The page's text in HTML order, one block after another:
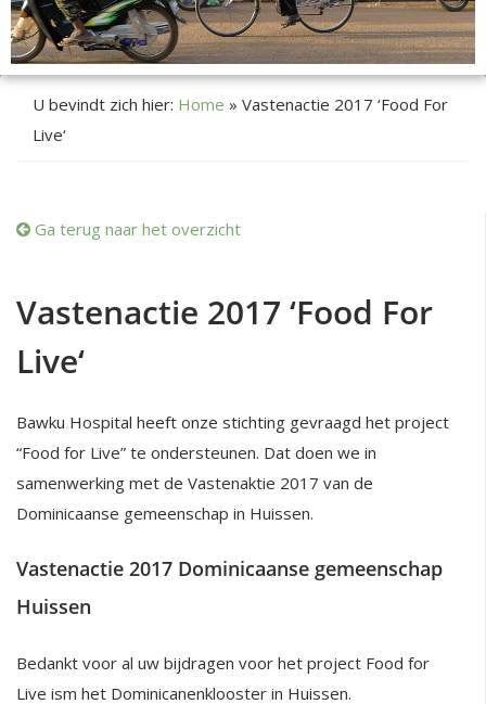
U bevindt zich hier: Home » Vastenactie 2017 ‘Food For
Live‘
Ga terug naar het overzicht
Vastenactie 2017 ‘Food For
Live‘
Bawku Hospital heeft onze stichting gevraagd het project
“Food for Live” te ondersteunen. Dat doen we in
samenwerking met de Vastenaktie 2017 van de
Dominicaanse gemeenschap in Huissen.
Vastenactie 2017 Dominicaanse gemeenschap
Huissen
Bedankt voor al uw bijdragen voor het project Food for
Live ism het Dominicanenklooster in Huissen.